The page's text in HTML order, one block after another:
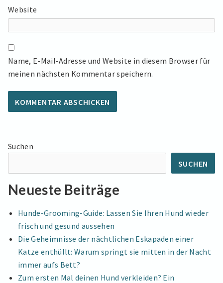
Website
Name, E-Mail-Adresse und Website in diesem Browser für
meinen nächsten Kommentar speichern.
Suchen
SUCHEN
Neueste Beiträge
Hunde-Grooming-Guide: Lassen Sie Ihren Hund wieder
frisch und gesund aussehen
Die Geheimnisse der nächtlichen Eskapaden einer
Katze enthüllt: Warum springt sie mitten in der Nacht
immer aufs Bett?
Zum ersten Mal deinen Hund verkleiden? Ein